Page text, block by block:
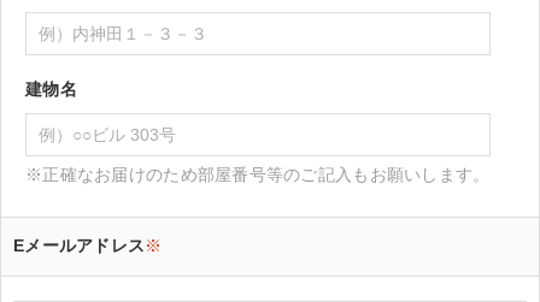
建物名
※正確なお届けのため部屋番号等のご記入もお願いします。
Eメールアドレス※